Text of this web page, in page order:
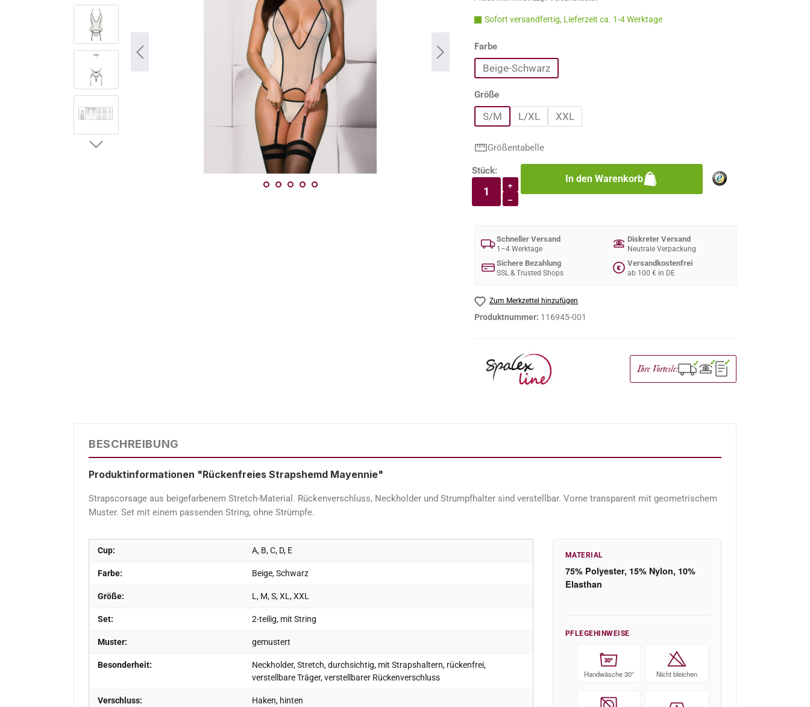
Sofort versandfertig, Lieferzeit ca. 1-4 Werktage
Farbeauswählen
Beige-Schwarz
Größeauswählen
S/M L/XL XXL
Größentabelle
Produkt Anzahl: Gib den gewünschten Wert ein
Stück:
+
−
In den Warenkorb
Schneller Versand
1–4 Werktage
Diskreter Versand
Neutrale Verpackung
Sichere Bezahlung
SSL & Trusted Shops
€
Versandkostenfrei
ab 100 € in DE
Zum Merkzettel hinzufügen
Produktnummer: 116945-001
Ihre Vorteile: ✓ ✓ ✓
BESCHREIBUNG
Produktinformationen "Rückenfreies Strapshemd Mayennie"
Strapscorsage aus beigefarbenem Stretch-Material. Rückenverschluss, Neckholder und Strumpfhalter sind verstellbar. Vorne transparent mit geometrischem
Muster. Set mit einem passenden String, ohne Strümpfe.
Cup: A, B, C, D, E
Farbe: Beige, Schwarz
Größe: L, M, S, XL, XXL
Set: 2-teilig, mit String
Muster: gemustert
Besonderheit:
Neckholder, Stretch, durchsichtig, mit Strapshaltern, rückenfrei,
verstellbare Träger, verstellbarer Rückenverschluss
Verschluss: Haken, hinten
MATERIAL
75% Polyester, 15% Nylon, 10%
Elasthan
PFLEGEHINWEISE
30°
Handwäsche 30° Nicht bleichen